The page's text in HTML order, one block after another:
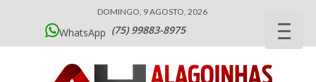
DOMINGO, 9 AGOSTO, 2026
WhatsApp (75) 99883-8975